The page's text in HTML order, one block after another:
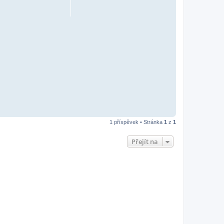
1 příspěvek • Stránka 1 z 1
Přejít na